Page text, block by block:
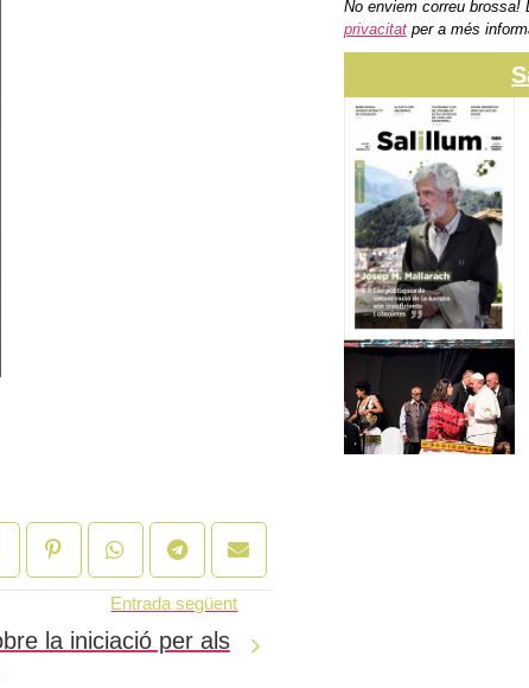
Entrada següent
la iniciació per als
No enviem correu brossa!
privacitatper a més